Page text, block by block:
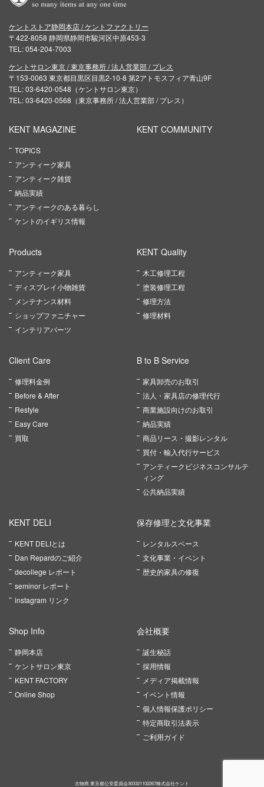
ケントストア静岡本店 / ケントファクトリー
〒422-8058 静岡県静岡市駿河区中原453-3
TEL: 054-204-7003
ケントサロン東京 / 東京事務所 / 法人営業部 / プレス
〒153-0063 東京都目黒区目黒2-10-8 第2アトモスフィア青山9F
TEL: 03-6420-0548（ケントサロン東京）
TEL: 03-6420-0568（東京事務所 / 法人営業部 / プレス）
KENT MAGAZINE
TOPICS
アンティーク家具
アンティーク雑貨
納品実績
アンティークのある暮らし
ケントのイギリス情報
KENT COMMUNITY
Products
アンティーク家具
ディスプレイ小物雑貨
メンテナンス材料
ショップファニチャー
インテリアパーツ
KENT Quality
木工修理工程
塗装修理工程
修理方法
修理材料
Client Care
修理料金例
Before & After
Restyle
Easy Care
買取
B to B Service
家具卸売のお取引
法人・家具店の修理代行
商業施設向けのお取引
納品実績
商品リース・撮影レンタル
買付・輸入代行サービス
アンティークビジネスコンサルテ
ィング
公共納品実績
KENT DELI
KENT DELIとは
Dan Repardのご紹介
decollege レポート
seminor レポート
instagram リンク
保存修理と文化事業
レンタルスペース
文化事業・イベント
歴史的家具の修復
Shop Info
静岡本店
ケントサロン東京
KENT FACTORY
Online Shop
会社概要
誕生秘話
採用情報
メディア掲載情報
イベント情報
個人情報保護ポリシー
特定商取引法表示
ご利用ガイド
古物商 東京都公安委員会303321102267株式会社ケント